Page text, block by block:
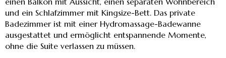
und ein Schlafzimmer mit Kingsize-Bett. Das private
Badezimmer ist mit einer Hydromassage-Badewanne
ausgestattet und ermöglicht entspannende Momente,
ohne die Suite verlassen zu müssen.